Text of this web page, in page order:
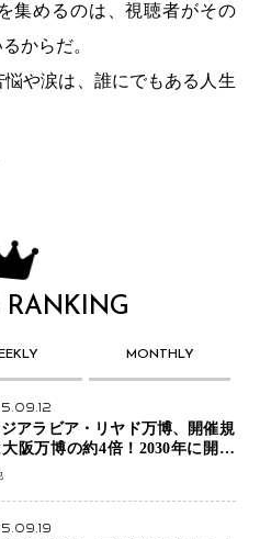
集めるのは、視聴者がその
からだ。
や涙は、誰にでもある人生
RANKING
MONTHLY
アラビア・リヤド万博、開催規
阪万博の約4倍！2030年に開幕